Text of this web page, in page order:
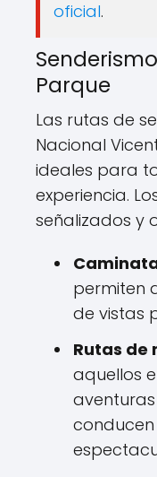
oficial.
Parque
Las rutas de
Nacional
ideales para
experiencia.
señalizados y
permiten
de vistas
Rutas
aquellos